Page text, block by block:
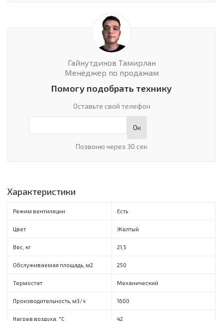
Гайнутдинов Тамирлан
Менеджер по продажам
Помогу подобрать технику
Оставьте свой телефон
Ок
Позвоню через 30 сек
Характеристики
Режим вентиляции Есть
Цвет Желтый
Вес, кг 21,5
Обслуживаемая площадь, м2 250
Термостат Механический
Производительность, м3/ч 1600
Нагрев воздуха, °C 42